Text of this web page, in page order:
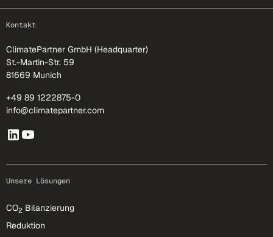
Kontakt
ClimatePartner GmbH (Headquarter)
St.-Martin-Str. 59
81669 Munich
+49 89 1222875-0
info@climatepartner.com
Unsere Lösungen
CO2 Bilanzierung
Reduktion